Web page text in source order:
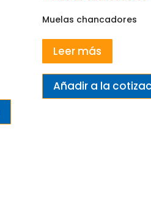
Muelas chancadores
Leer más
Añadir a la